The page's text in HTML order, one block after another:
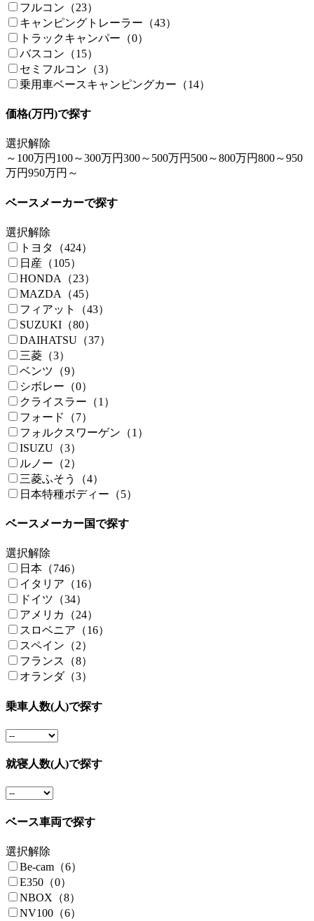
フルコン（23）
キャンピングトレーラー（43）
トラックキャンパー（0）
バスコン（15）
セミフルコン（3）
乗用車ベースキャンピングカー（14）
価格(万円)で探す
選択解除
～100万円 100～300万円300～500万円 500～800万円800～950
万円950万円～
ベースメーカーで探す
選択解除
トヨタ（424）
日産（105）
HONDA（23）
MAZDA（45）
フィアット（43）
SUZUKI（80）
DAIHATSU（37）
三菱（3）
ベンツ（9）
シボレー（0）
クライスラー（1）
フォード（7）
フォルクスワーゲン（1）
ISUZU（3）
ルノー（2）
三菱ふそう（4）
日本特種ボディー（5）
ベースメーカー国で探す
選択解除
日本（746）
イタリア（16）
ドイツ（34）
アメリカ（24）
スロベニア（16）
スペイン（2）
フランス（8）
オランダ（3）
乗車人数(人)で探す
就寝人数(人)で探す
ベース車両で探す
選択解除
Be-cam（6）
E350（0）
NBOX（8）
NV100（6）